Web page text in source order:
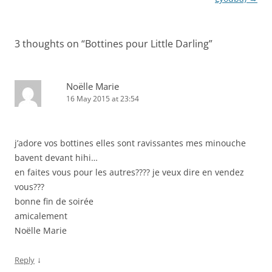
3 thoughts on “Bottines pour Little Darling”
Noëlle Marie
16 May 2015 at 23:54
j’adore vos bottines elles sont ravissantes mes minouche
bavent devant hihi…
en faites vous pour les autres???? je veux dire en vendez
vous???
bonne fin de soirée
amicalement
Noëlle Marie
Reply ↓